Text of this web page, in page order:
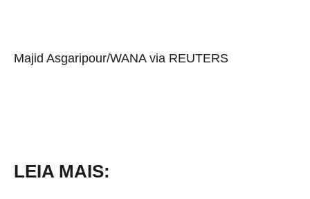
Majid Asgaripour/WANA via REUTERS
LEIA MAIS: